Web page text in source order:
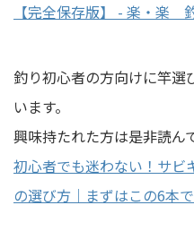
【完全保存版】 - 楽・楽
釣り初心者の方向けに竿選
います。
興味持たれた方は是非読ん
初心者でも迷わない！サビ
の選び方｜まずはこの6本